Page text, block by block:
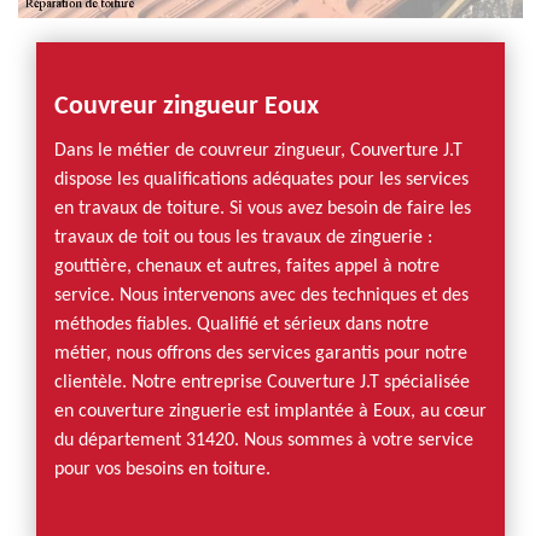
Couvreur zingueur Eoux
Dans le métier de couvreur zingueur, Couverture J.T
dispose les qualifications adéquates pour les services
en travaux de toiture. Si vous avez besoin de faire les
travaux de toit ou tous les travaux de zinguerie :
gouttière, chenaux et autres, faites appel à notre
service. Nous intervenons avec des techniques et des
méthodes fiables. Qualifié et sérieux dans notre
métier, nous offrons des services garantis pour notre
clientèle. Notre entreprise Couverture J.T spécialisée
en couverture zinguerie est implantée à Eoux, au cœur
du département 31420. Nous sommes à votre service
pour vos besoins en toiture.